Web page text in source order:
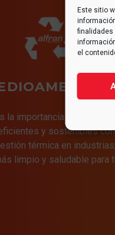
Este sitio
finalidades
el
la importancia de
y sostenibles
térmica en
limpio y saludable para